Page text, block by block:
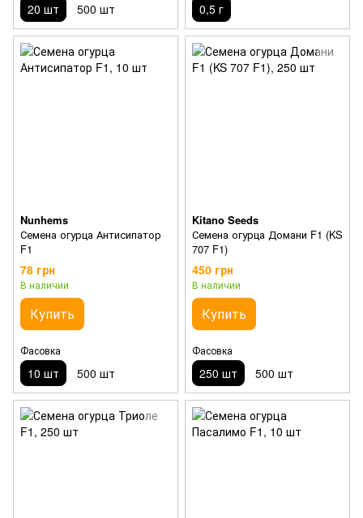
20 шт 500 шт 0,5 г
Nunhems
Семена огурца Антисипатор
F1
78 грн
В наличии
Купить
Фасовка
10 шт 500 шт
Kitano Seeds
Семена огурца Домани F1 (KS
707 F1)
450 грн
В наличии
Купить
Фасовка
250 шт 500 шт